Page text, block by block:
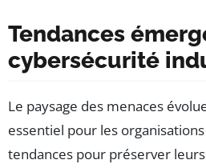
Tendances
cybersécurité
Le paysage des menaces
essentiel pour les
tendances pour préserver